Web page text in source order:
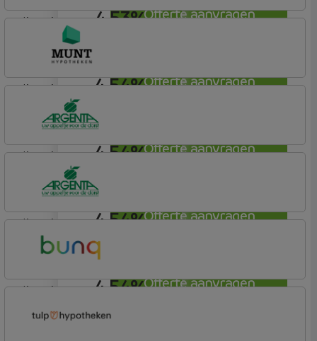
Offerte aanvragen
4,53%
Offerte aanvragen
lineair
4,54%
Offerte aanvragen
Centraal Beheer
Leef Hypotheek
lineair
4,54%
Offerte aanvragen
Munt Hypotheken
lineair
4,54%
Offerte aanvragen
Argenta
Hypotheek
lineair
4,54%
Hypotheek
lineair
Easy Mortgage